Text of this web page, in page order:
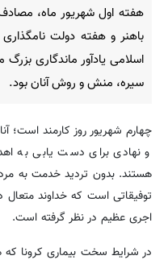
هفته اول شهریور ماه،
باهنر و هفته دولت
اسلامی یادآور ماندگاری
سیره، منش و روش آنان بود.
چهارم شهریور روز کارمند است؛
و نهادی برای دست یابی به
هستند. بدون تردید خدمت به
توفیقاتی است که خداوند متعال
اجری عظیم در نظر گرفته است.
در شرایط سخت بیماری کرونا که